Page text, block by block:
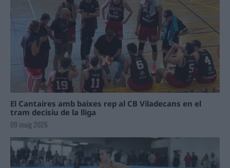
El Cantaires amb baixes rep al CB Viladecans en el
tram decisiu de la lliga
09 maig 2026